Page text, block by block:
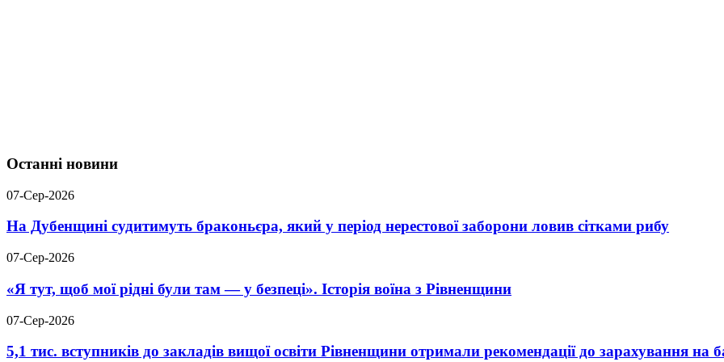
Останні новини
07-Сер-2026
На Дубенщині судитимуть браконьєра, який у період нерестової заборони ловив сітками рибу
07-Сер-2026
«Я тут, щоб мої рідні були там — у безпеці». Історія воїна з Рівненщини
07-Сер-2026
5,1 тис. вступників до закладів вищої освіти Рівненщини отримали рекомендації до зарахування на